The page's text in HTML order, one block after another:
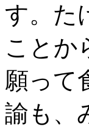
す。た
ことか
願って
諭も、